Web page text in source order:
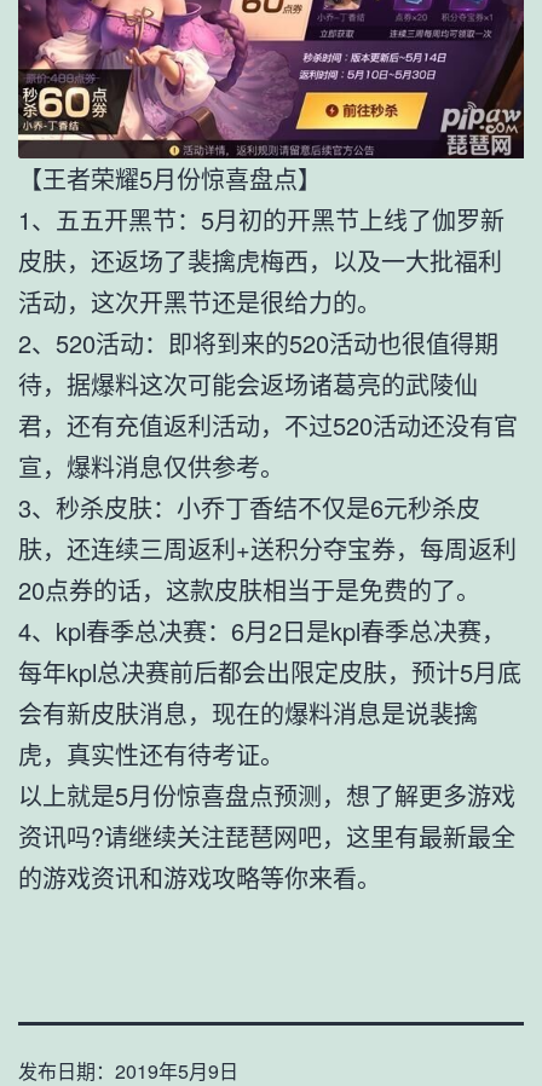
【王者荣耀5月份惊喜盘点】
1、五五开黑节：5月初的开黑节上线了伽罗新
皮肤，还返场了裴擒虎梅西，以及一大批福利
活动，这次开黑节还是很给力的。
2、520活动：即将到来的520活动也很值得期
待，据爆料这次可能会返场诸葛亮的武陵仙
君，还有充值返利活动，不过520活动还没有官
宣，爆料消息仅供参考。
3、秒杀皮肤：小乔丁香结不仅是6元秒杀皮
肤，还连续三周返利+送积分夺宝券，每周返利
20点券的话，这款皮肤相当于是免费的了。
4、kpl春季总决赛：6月2日是kpl春季总决赛，
每年kpl总决赛前后都会出限定皮肤，预计5月底
会有新皮肤消息，现在的爆料消息是说裴擒
虎，真实性还有待考证。
以上就是5月份惊喜盘点预测，想了解更多游戏
资讯吗?请继续关注琵琶网吧，这里有最新最全
的游戏资讯和游戏攻略等你来看。
发布日期： 2019年5月9日